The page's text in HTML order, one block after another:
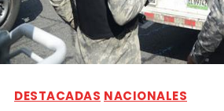
DESTACADAS NACIONALES